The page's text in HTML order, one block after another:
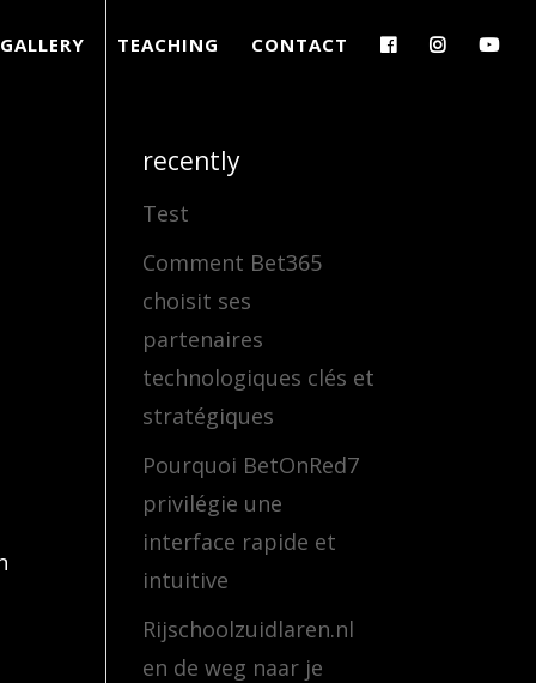
GALLERY TEACHING CONTACT
recently
Test
Comment Bet365
choisit ses
partenaires
technologiques clés et
stratégiques
Pourquoi BetOnRed7
privilégie une
interface rapide et
intuitive
Rijschoolzuidlaren.nl
en de weg naar je